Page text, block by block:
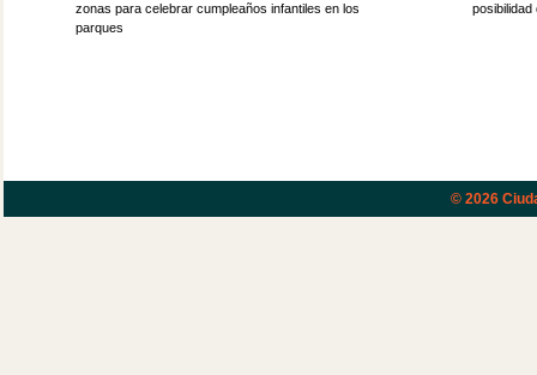
zonas para celebrar cumpleaños infantiles en los
parques
posibilidad
© 2026